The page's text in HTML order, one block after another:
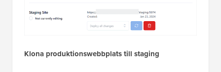
Klona produktionswebbplats till staging